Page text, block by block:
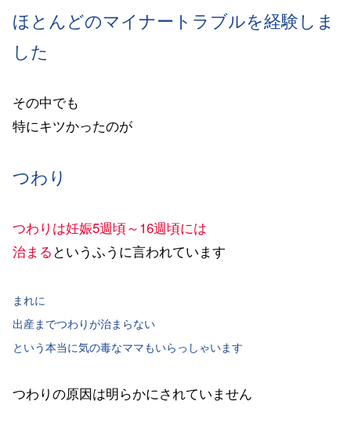
ほとんどのマイナートラブルを経験しま
した
その中でも
特にキツかったのが
つわり
つわりは妊娠5週頃～16週頃には
治まる というふうに言われています
まれに
出産までつわりが治まらない
という本当に気の毒なママもいらっしゃいます
つわりの原因は明らかにされていません